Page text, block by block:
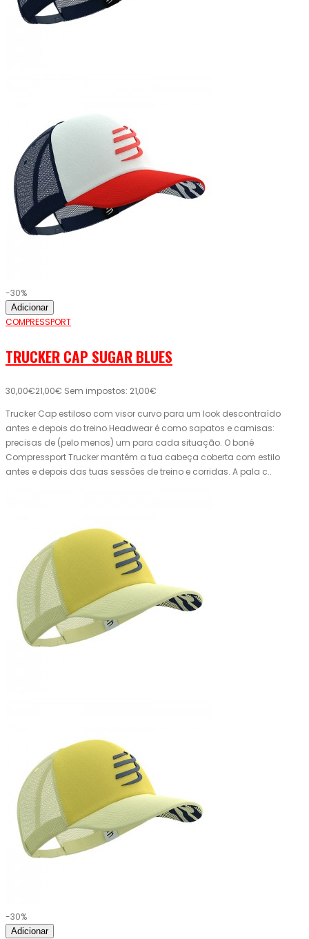
-30%
Adicionar
COMPRESSPORT
TRUCKER CAP SUGAR BLUES
30,00€21,00€ Sem impostos: 21,00€
Trucker Cap estiloso com visor curvo para um look descontraído
antes e depois do treino.Headwear é como sapatos e camisas:
precisas de (pelo menos) um para cada situação. O boné
Compressport Trucker mantém a tua cabeça coberta com estilo
antes e depois das tuas sessões de treino e corridas. A pala c..
-30%
Adicionar